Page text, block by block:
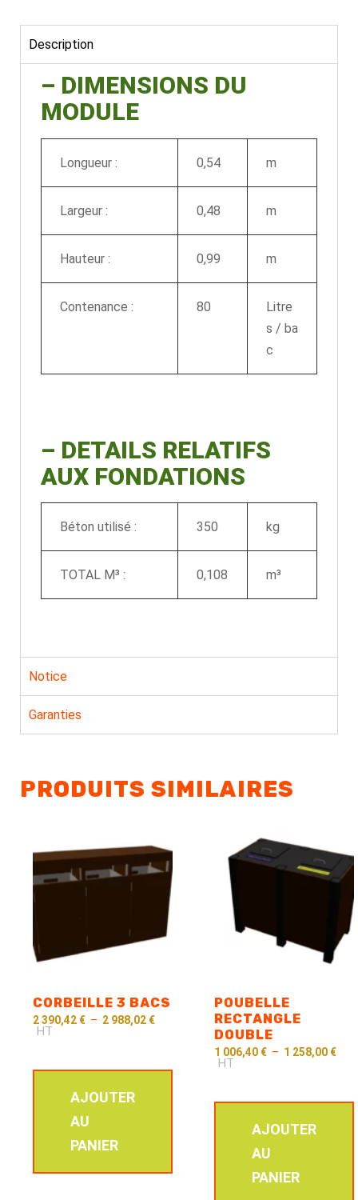
Description
– DIMENSIONS DU
MODULE
Longueur : 0,54 m
Largeur : 0,48 m
Hauteur : 0,99 m
Contenance : 80
Litre
s / ba
c
– DETAILS RELATIFS
AUX FONDATIONS
Béton utilisé : 350 kg
TOTAL M³ : 0,108 m³
Notice
Garanties
PRODUITS SIMILAIRES
CORBEILLE 3 BACS
2 390,42 € – 2 988,02 €
HT
AJOUTER
AU
PANIER
POUBELLE
RECTANGLE
DOUBLE
1 006,40 € – 1 258,00 €
HT
AJOUTER
AU
PANIER